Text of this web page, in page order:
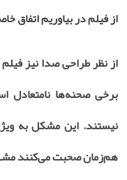
از فیلم در بیاوریم اتفاق
از نظر طراحی صدا نیز
برخی صحنه‌ها
نیستند. این مشکل به
هم‌زمان صحبت می‌کنند